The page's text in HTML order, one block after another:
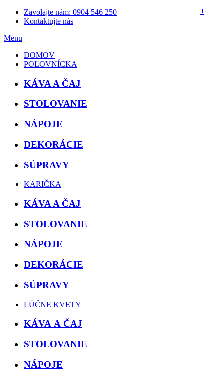
Zavolajte nám: 0904 546 250
Kontaktujte nás
Menu
DOMOV
POĽOVNÍCKA
+
KÁVA A ČAJ
STOLOVANIE
NÁPOJE
DEKORÁCIE
SÚPRAVY
KARIČKA
+
KÁVA A ČAJ
STOLOVANIE
NÁPOJE
DEKORÁCIE
SÚPRAVY
LÚČNE KVETY
+
KÁVA A ČAJ
STOLOVANIE
NÁPOJE
+
+